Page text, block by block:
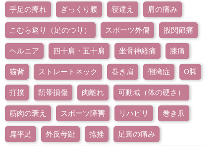
手足の痺れ ぎっくり腰 寝違え 肩の痛み
こむら返り（足のつり） スポーツ外傷 股関節痛
ヘルニア 四十肩・五十肩 坐骨神経痛 膝痛
猫背 ストレートネック 巻き肩 側湾症 O脚
打撲 靭帯損傷 肉離れ 可動域（体の硬さ）
筋肉の衰え スポーツ障害 リハビリ 巻き爪
扁平足 外反母趾 捻挫 足裏の痛み